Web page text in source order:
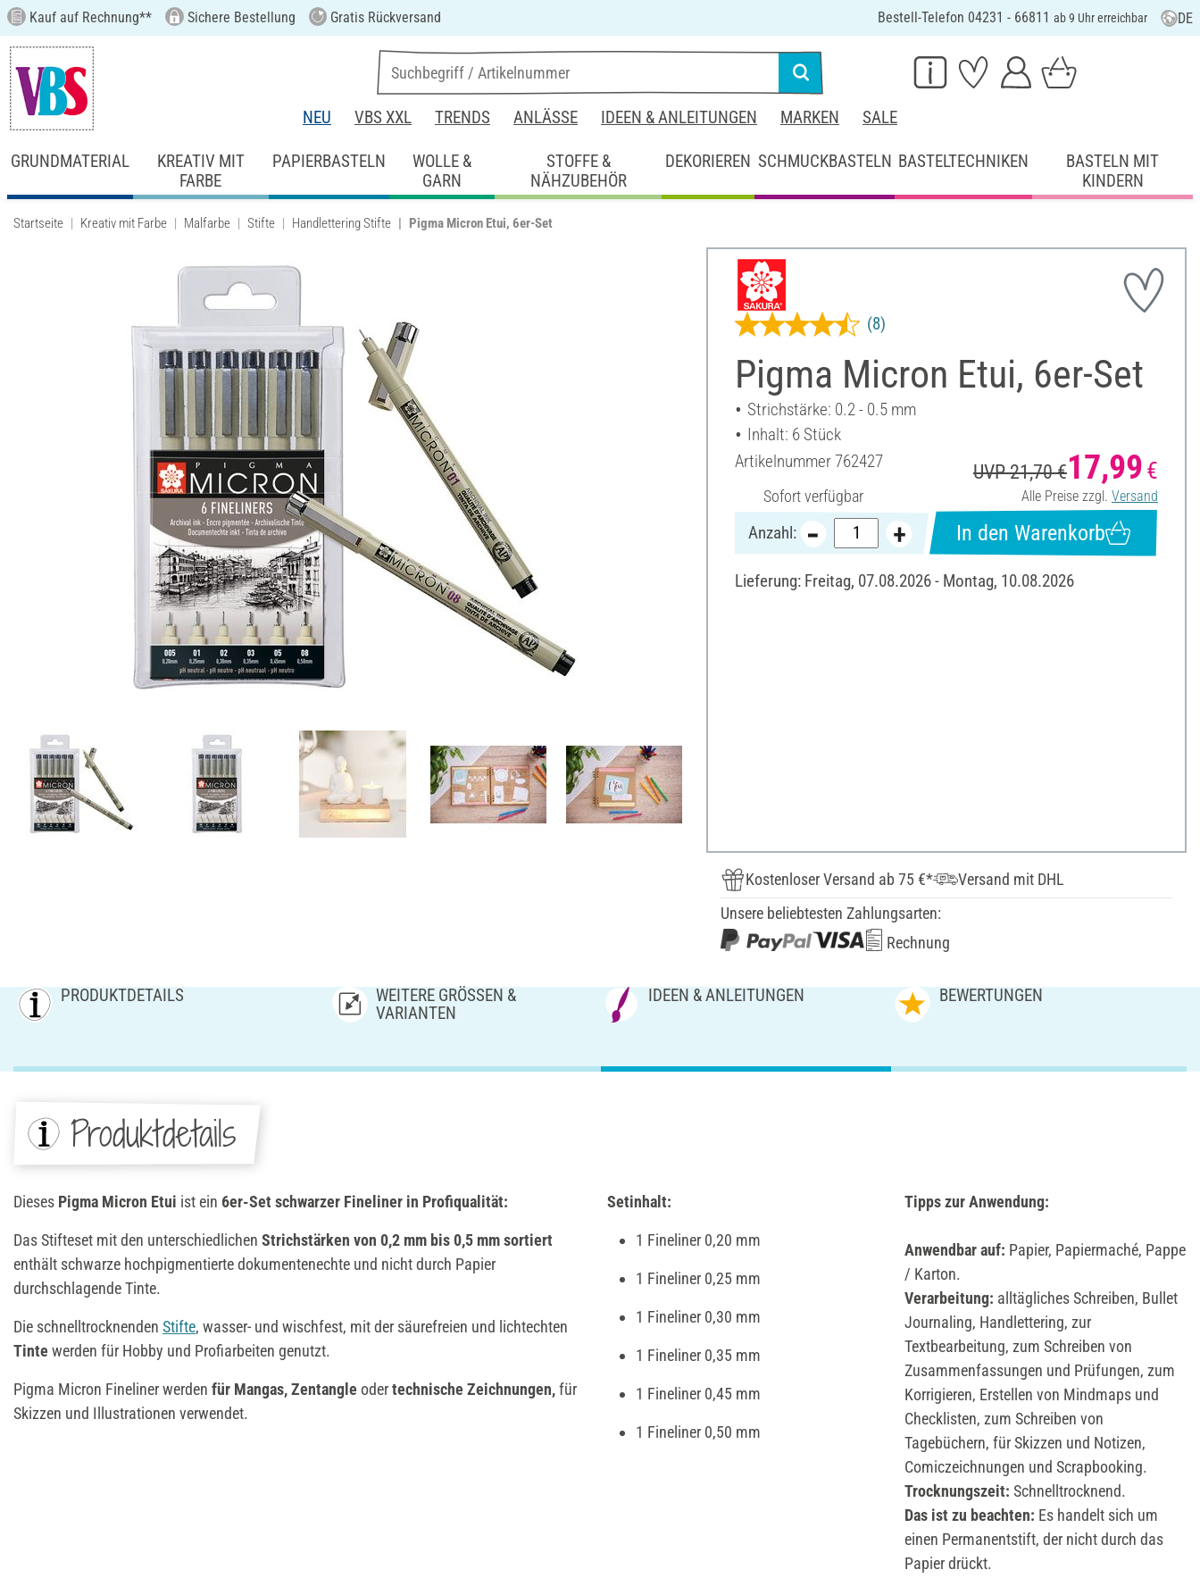
Kauf auf Rechnung** Sichere Bestellung Gratis Rückversand Bestell-Telefon 04231 - 66811 ab 9 Uhr erreichbar DE
NEU VBS XXL TRENDS ANLÄSSE IDEEN & ANLEITUNGEN MARKEN SALE
GRUNDMATERIAL
KREATIV MIT
FARBE
PAPIERBASTELN
WOLLE &
GARN
STOFFE &
NÄHZUBEHÖR
DEKORIEREN SCHMUCKBASTELN BASTELTECHNIKEN
BASTELN MIT
KINDERN
Startseite Kreativ mit Farbe Malfarbe Stifte Handlettering Stifte Pigma Micron Etui, 6er-Set
Pigma Micron Etui, 6er-Set
(8)
Strichstärke: 0.2 - 0.5 mm
Inhalt: 6 Stück
Artikelnummer762427
Sofort verfügbar
UVP 21,70 €17,99 €
Alle Preise zzgl. Versand
Anzahl: In den Warenkorb
Lieferung: Freitag, 07.08.2026 - Montag, 10.08.2026
Kostenloser Versand ab 75 €*
Versand mit DHL
Unsere beliebtesten Zahlungsarten:
Rechnung
PRODUKTDETAILS
WEITERE GRÖSSEN & V
ARIANTEN
IDEEN & ANLEITUNGEN BEWERTUNGEN
Produktdetails
Dieses Pigma Micron Etui ist ein 6er-Set schwarzer Fineliner in Profiqualität:
Das Stifteset mit den unterschiedlichen Strichstärken von 0,2 mm bis 0,5 mm sortiert
enthält schwarze hochpigmentierte dokumentenechte und nicht durch Papier
durchschlagende Tinte.
Die schnelltrocknenden Stifte, wasser- und wischfest, mit der säurefreien und lichtechten
Tinte werden für Hobby und Profiarbeiten genutzt.
Pigma Micron Fineliner werden für Mangas, Zentangle odertechnische Zeichnungen,für
Skizzen und Illustrationen verwendet.
Setinhalt:
1 Fineliner 0,20 mm
1 Fineliner 0,25 mm
1 Fineliner 0,30 mm
1 Fineliner 0,35 mm
1 Fineliner 0,45 mm
1 Fineliner 0,50 mm
Tipps zur Anwendung:
Anwendbar auf: Papier, Papiermaché, Pappe
/ Karton.
Verarbeitung: alltägliches Schreiben, Bullet
Journaling, Handlettering, zur
Textbearbeitung, zum Schreiben von
Zusammenfassungen und Prüfungen, zum
Korrigieren, Erstellen von Mindmaps und
Checklisten, zum Schreiben von
Tagebüchern, für Skizzen und Notizen,
Comiczeichnungen und Scrapbooking.
Trocknungszeit: Schnelltrocknend.
Das ist zu beachten: Es handelt sich um
einen Permanentstift, der nicht durch das
Papier drückt.